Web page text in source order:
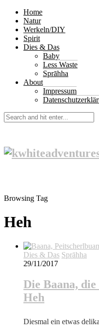
Home
Natur
Werkeln/DIY
Spirit
Dies & Das
Baby
Less Waste
Sprāhha
About
Impressum
Browsing Tag
Heh
Dies & Das Sprāhha
29/11/2017
Die Baana,
Heh
Diesmal ein etwas